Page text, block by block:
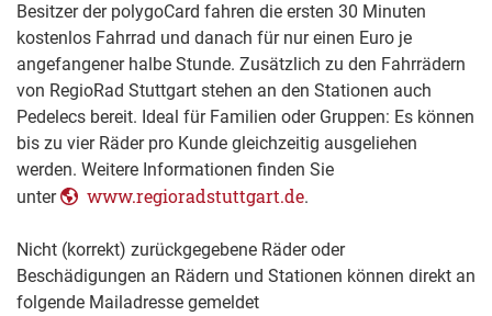
Besitzer der polygoCard fahren die ersten 30 Minuten
kostenlos Fahrrad und danach für nur einen Euro je
angefangener halbe Stunde. Zusätzlich zu den Fahrrädern
von RegioRad Stuttgart stehen an den Stationen auch
Pedelecs bereit. Ideal für Familien oder Gruppen: Es können
bis zu vier Räder pro Kunde gleichzeitig ausgeliehen
werden. Weitere Informationen finden Sie
unter
www.regioradstuttgart.de.
Nicht (korrekt) zurückgegebene Räder oder
Beschädigungen an Rädern und Stationen können direkt an
folgende Mailadresse gemeldet